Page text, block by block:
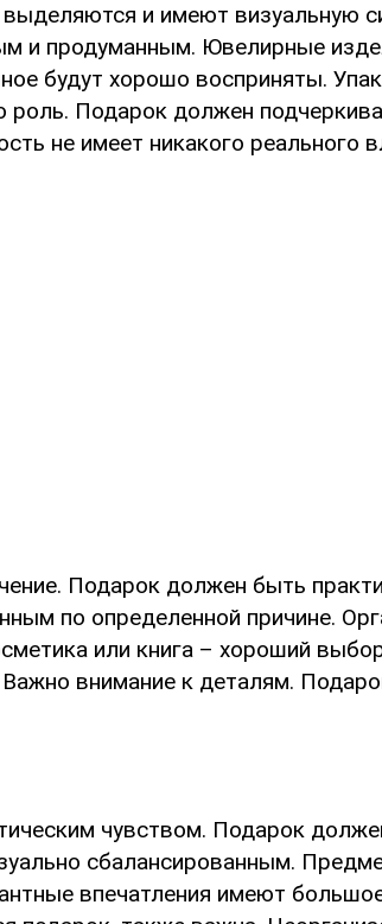
и имеют визуальную
и продуманным. Ювелирные
будут хорошо восприняты.
роль. Подарок должен
не имеет никакого реального
Подарок должен быть
по определенной причине.
или книга – хороший
внимание к деталям.
чувством. Подарок
сбалансированным.
впечатления имеют